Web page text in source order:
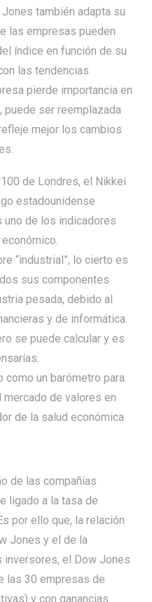
también adapta su
las empresas pueden
índice en función de su
las tendencias
pierde importancia en
puede ser reemplazada
mejor los cambios
de Londres, el Nikkei
estadounidense
uno de los indicadores
“industrial”, lo cierto es
sus componentes
pesada, debido al
y de informática.
se puede calcular y es
como un barómetro para
de valores en
de la salud económica
de las compañías
ligado a la tasa de
por ello que, la relación
Jones y el de la
inversores, el Dow Jones
las 30 empresas de
y con ganancias